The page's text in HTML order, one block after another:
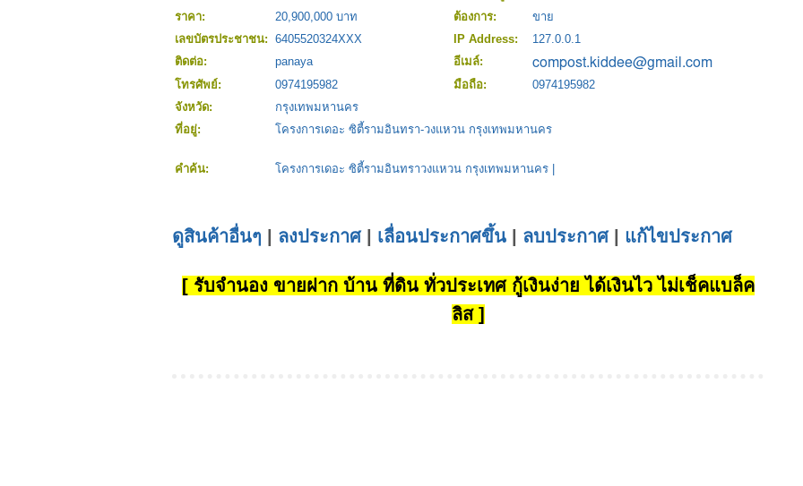
ราคา:
20,900,000 บาท ต้องการ:
ขาย
เลขบัตรประชาชน: 6405520324XXX IP Address:
127.0.0.1
ติดต่อ:
panaya
อีเมล์:
โทรศัพย์:
0974195982 มือถือ:
0974195982
จังหวัด:
กรุงเทพมหานคร
ที่อยู่:
โครงการเดอะ ซิตี้รามอินทรา-วงแหวน กรุงเทพมหานคร
คำค้น: โครงการเดอะ ซิตี้รามอินทราวงแหวน กรุงเทพมหานคร
ดูสินค้าอื่นๆ ลงประกาศ| เลื่อนประกาศขึ้น ลบประกาศ| แก้ไขประกาศ
[ รับจำนอง ขายฝาก บ้าน ที่ดิน ทั่วประเทศ กู้เงินง่าย ได้เงินไว ไม่เช็คแบล็ค
ลิส ]